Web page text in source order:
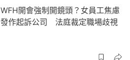
WFH開會強制開鏡頭？女員工焦慮
發作起訴公司 法庭裁定職場歧視